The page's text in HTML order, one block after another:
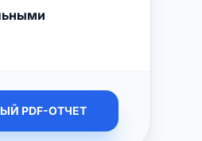
PDF-ОТЧЕТ